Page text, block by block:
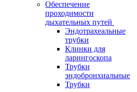
Обеспечение
проходимости
дыхательных путей
Эндотрахеальные
трубки
Клинки для
ларингоскопа
Трубки
эндобронхиальные
Трубки